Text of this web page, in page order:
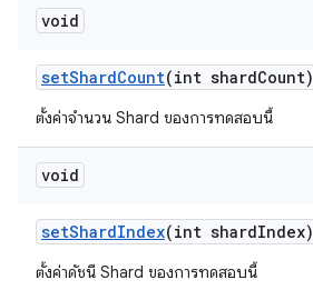
void
setShardCount(int shardCount)
ตั้งค่าจำนวน Shard ของการทดสอบนี้
void
setShardIndex(int shardIndex)
ตั้งค่าดัชนี Shard ของการทดสอบนี้